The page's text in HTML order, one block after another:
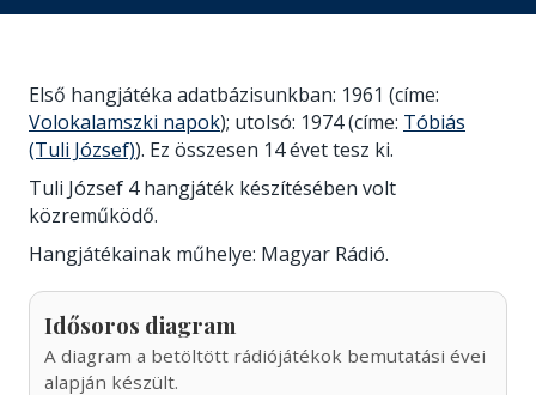
Első hangjátéka adatbázisunkban: 1961 (címe:
Volokalamszki napok); utolsó: 1974 (címe: Tóbiás
(Tuli József)). Ez összesen 14 évet tesz ki.
Tuli József 4 hangjáték készítésében volt
közreműködő.
Hangjátékainak műhelye: Magyar Rádió.
Idősoros diagram
A diagram a betöltött rádiójátékok bemutatási évei
alapján készült.